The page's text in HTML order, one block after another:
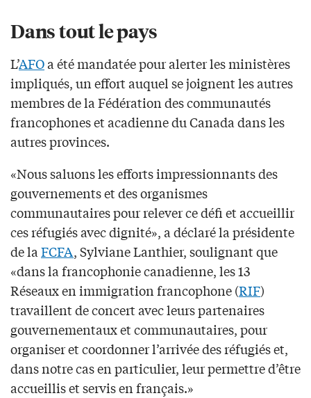
Dans tout le pays
L’AFOa été mandatée pour alerter les ministères
impliqués, un effort auquel se joignent les autres
membres de la Fédération des communautés
francophones et acadienne du Canada dans les
autres provinces.
«Nous saluons les efforts impressionnants des
gouvernements et des organismes
communautaires pour relever ce défi et accueillir
ces réfugiés avec dignité», a déclaré la présidente
de laFCFA, Sylviane Lanthier, soulignant que
«dans la francophonie canadienne, les 13
Réseaux en immigration francophone (RIF)
travaillent de concert avec leurs partenaires
gouvernementaux et communautaires, pour
organiser et coordonner l’arrivée des réfugiés et,
dans notre cas en particulier, leur permettre d’être
accueillis et servis en français.»